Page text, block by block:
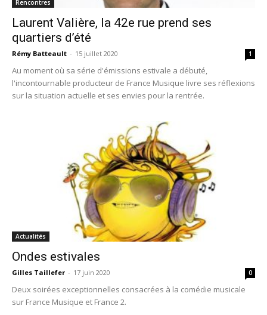
Rencontres
Laurent Valière, la 42e rue prend ses
quartiers d’été
Rémy Batteault - 15 juillet 2020 1
Au moment où sa série d'émissions estivale a débuté,
l'incontournable producteur de France Musique livre ses réflexions
sur la situation actuelle et ses envies pour la rentrée.
Actualités
Ondes estivales
Gilles Taillefer - 17 juin 2020 0
Deux soirées exceptionnelles consacrées à la comédie musicale
sur France Musique et France 2.